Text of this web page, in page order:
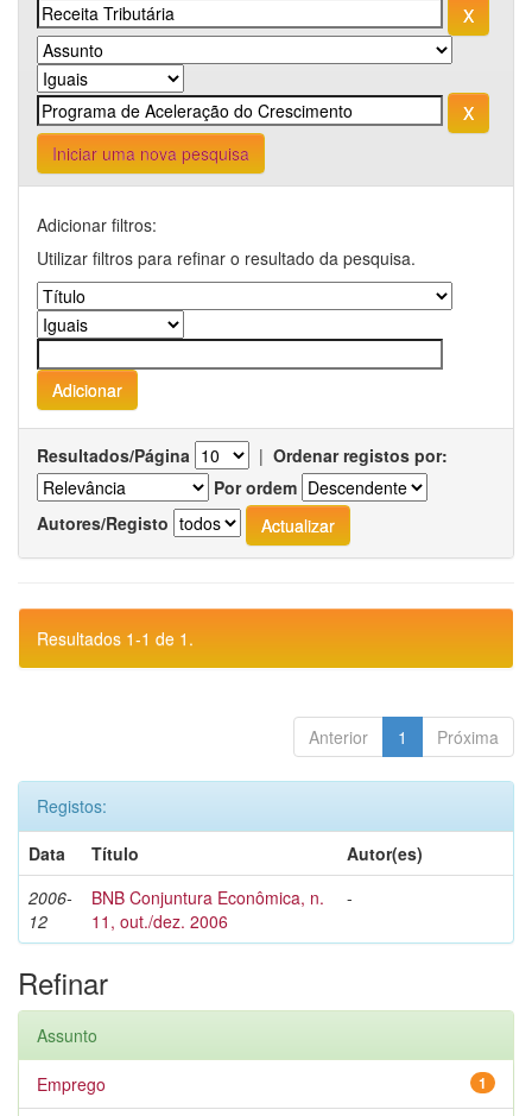
Iniciar uma nova pesquisa
Adicionar filtros:
Utilizar filtros para refinar o resultado da pesquisa.
Resultados/Página | Ordenar registos por:
Por ordem
Autores/Registo
Resultados 1-1 de 1.
Anterior 1 Próxima
Registos:
Data
Título
Autor(es)
2006-
12
BNB Conjuntura Econômica, n.
11, out./dez. 2006
-
Refinar
Assunto
1
Emprego